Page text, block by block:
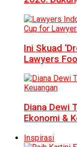
Ini Skuad
Lawyers
Diana Dewi
Ekonomi &
Inspirasi